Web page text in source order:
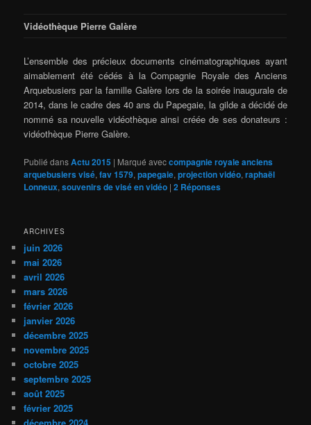
Vidéothèque Pierre Galère
L’ensemble des précieux documents cinématographiques ayant
aimablement été cédés à la Compagnie Royale des Anciens
Arquebusiers par la famille Galère lors de la soirée inaugurale de
2014, dans le cadre des 40 ans du Papegaie, la gilde a décidé de
nommé sa nouvelle vidéothèque ainsi créée de ses donateurs :
vidéothèque Pierre Galère.
Publié dansActu 2015 | Marqué aveccompagnie royale anciens
arquebusiers visé,fav 1579,papegaie,projection vidéo,raphaël
Lonneux,souvenirs de visé en vidéo |2 Réponses
ARCHIVES
juin 2026
mai 2026
avril 2026
mars 2026
février 2026
janvier 2026
décembre 2025
novembre 2025
octobre 2025
septembre 2025
août 2025
février 2025